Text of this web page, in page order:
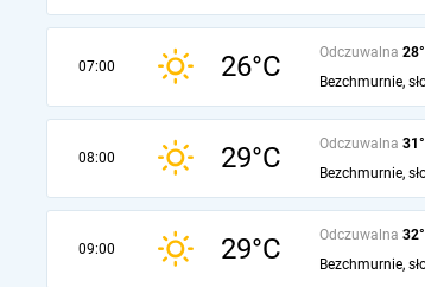
07:00 26°C Odczuwalna
Bezchmurnie,
08:00 29°C Odczuwalna
Bezchmurnie,
09:00 29°C Odczuwalna
Bezchmurnie,